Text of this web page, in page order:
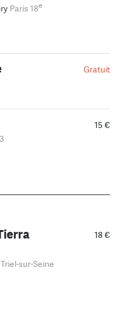
Paris 18e
Gratuit
15 €
18 €
Triel-sur-Seine